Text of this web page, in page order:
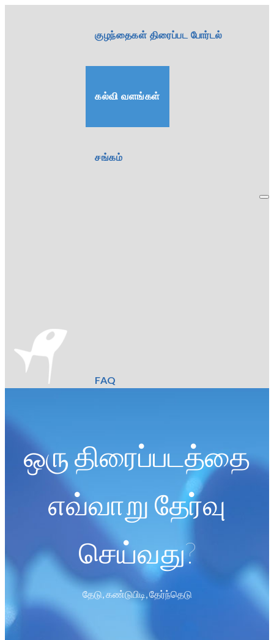
குழந்தைகள் திரைப்பட போர்டல்
கல்வி வளங்கள்
சங்கம்
FAQ
ஒரு திரைப்படத்தை
எவ்வாறு தேர்வு
செய்வது?
தேடு, கண்டுபிடி, தேர்ந்தெடு